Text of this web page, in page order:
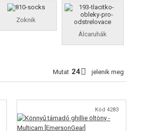
Zoknik
Álcaruhák
Mutat jelenik meg
Kód 4283